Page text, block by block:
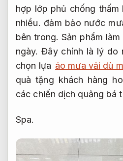
hợp lớp phủ chống
nhiều. đảm bảo nước
bên trong.Sản phẩm làm
ngày. Đây chính là lý do
chọn lựa áo mưa vải dù
quà tặng khách hàng
các chiến dịch quảng bá
Spa.